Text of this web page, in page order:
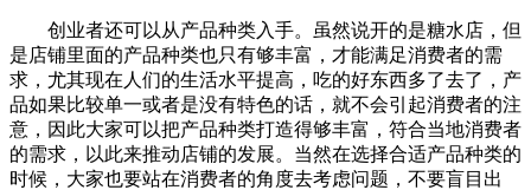
创业者还可以从产品种类入手。虽然说开的是糖水店，但
是店铺里面的产品种类也只有够丰富，才能满足消费者的需
求，尤其现在人们的生活水平提高，吃的好东西多了去了，产
品如果比较单一或者是没有特色的话，就不会引起消费者的注
意，因此大家可以把产品种类打造得够丰富，符合当地消费者
的需求，以此来推动店铺的发展。当然在选择合适产品种类的
时候，大家也要站在消费者的角度去考虑问题，不要盲目出